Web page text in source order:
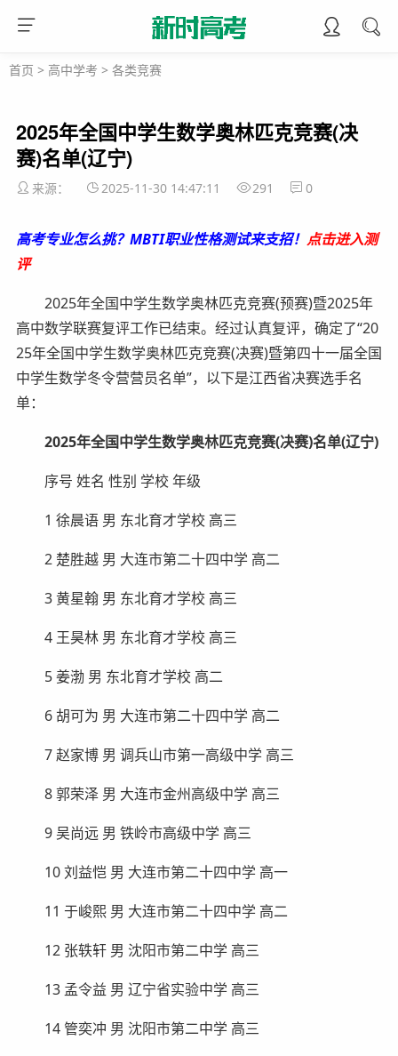
首页 > 高中学考 > 各类竞赛
2025年全国中学生数学奥林匹克竞赛(决
赛)名单(辽宁)
来源： 2025-11-30 14:47:11 291 0
高考专业怎么挑？MBTI职业性格测试来支招！ 点击进入测
评
2025年全国中学生数学奥林匹克竞赛(预赛)暨2025年
高中数学联赛复评工作已结束。经过认真复评，确定了“20
25年全国中学生数学奥林匹克竞赛(决赛)暨第四十一届全国
中学生数学冬令营营员名单”，以下是江西省决赛选手名
单：
2025年全国中学生数学奥林匹克竞赛(决赛)名单(辽宁)
序号 姓名 性别 学校 年级
1 徐晨语 男 东北育才学校 高三
2 楚胜越 男 大连市第二十四中学 高二
3 黄星翰 男 东北育才学校 高三
4 王昊林 男 东北育才学校 高三
5 姜渤 男 东北育才学校 高二
6 胡可为 男 大连市第二十四中学 高二
7 赵家博 男 调兵山市第一高级中学 高三
8 郭荣泽 男 大连市金州高级中学 高三
9 吴尚远 男 铁岭市高级中学 高三
10 刘益恺 男 大连市第二十四中学 高一
11 于峻熙 男 大连市第二十四中学 高二
12 张轶轩 男 沈阳市第二中学 高三
13 孟令益 男 辽宁省实验中学 高三
14 管奕冲 男 沈阳市第二中学 高三